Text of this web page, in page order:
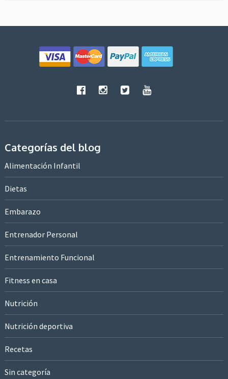
Categorías del blog
Alimentación Infantil
Dietas
Embarazo
Entrenador Personal
Entrenamiento Funcional
Fitness en casa
Nutrición
Nutrición deportiva
Recetas
Sin categoría